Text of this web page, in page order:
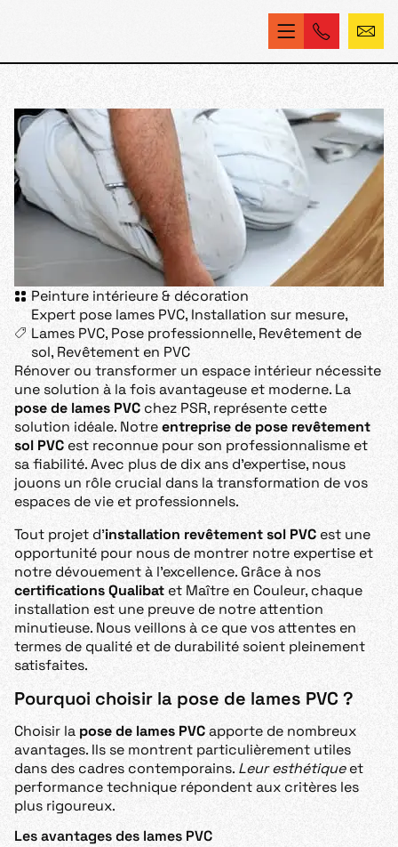
Peinture intérieure & décoration
Expert pose lames PVC, Installation sur mesure,
Lames PVC, Pose professionnelle,Revêtement de
sol,Revêtement en PVC
Rénover ou transformer un espace intérieur nécessite
une solution à la fois avantageuse et moderne. La
pose de lames PVC chez PSR, représente cette
solution idéale. Notreentreprise de pose revêtement
sol PVC est reconnue pour son professionnalisme et
sa fiabilité. Avec plus de dix ans d’expertise, nous
jouons un rôle crucial dans la transformation de vos
espaces de vie et professionnels.
Tout projet d’installation revêtement sol PVC est une
opportunité pour nous de montrer notre expertise et
notre dévouement à l’excellence. Grâce à nos
certifications Qualibat et Maître en Couleur, chaque
installation est une preuve de notre attention
minutieuse. Nous veillons à ce que vos attentes en
termes de qualité et de durabilité soient pleinement
satisfaites.
Pourquoi choisir la pose de lames PVC ?
Choisir la pose de lames PVCapporte de nombreux
avantages. Ils se montrent particulièrement utiles
dans des cadres contemporains. Leur esthétiqueet
performance technique répondent aux critères les
plus rigoureux.
Les avantages des lames PVC